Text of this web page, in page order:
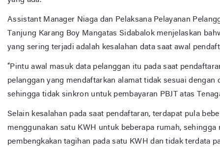
Assistant Manager Niaga dan Pelaksana Pelayanan
Tanjung Karang Boy Mangatas Sidabalok menjelaskan
yang sering terjadi adalah kesalahan data saat awal
“Pintu awal masuk data pelanggan itu pada saat
pelanggan yang mendaftarkan alamat tidak sesuai dengan
sehingga tidak sinkron untuk pembayaran PBJT atas
Selain kesalahan pada saat pendaftaran, terdapat pula
menggunakan satu KWH untuk beberapa rumah, sehingga
pembengkakan tagihan pada satu KWH dan tidak terdata